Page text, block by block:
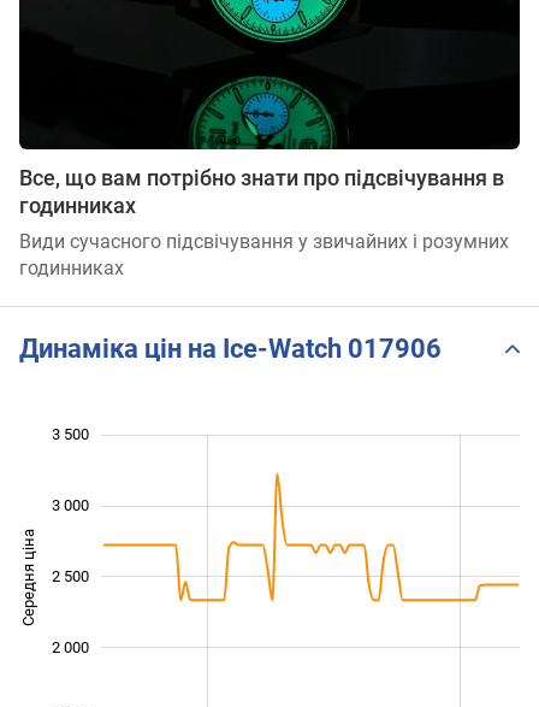
Все, що вам потрібно знати про підсвічування в
годинниках
Види сучасного підсвічування у звичайних і розумних
годинниках
Динаміка цін на Ice-Watch 017906
Середня ціна 1 800
2 000
3 500
3 000
2 500